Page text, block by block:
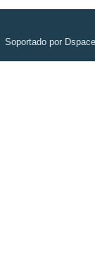
Soportado por